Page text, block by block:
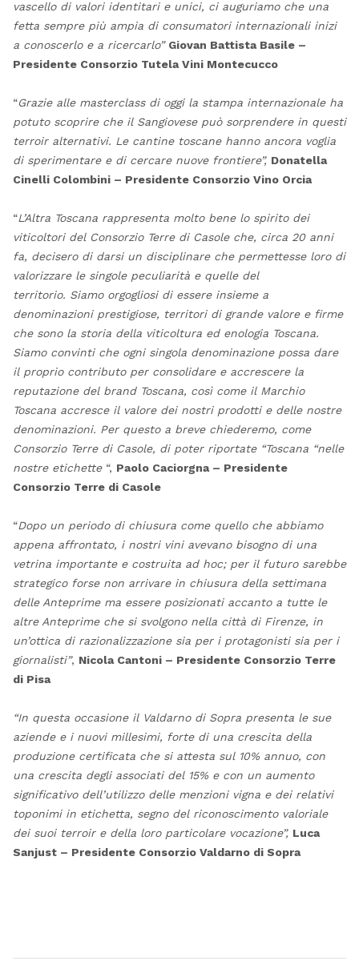
vascello di valori identitari e unici, ci auguriamo che una
fetta sempre più ampia di consumatori internazionali inizi
a conoscerlo e a ricercarlo” Giovan Battista Basile –
Presidente Consorzio Tutela Vini Montecucco
“Grazie alle masterclass di oggi la stampa internazionale ha
potuto scoprire che il Sangiovese può sorprendere in questi
terroir alternativi. Le cantine toscane hanno ancora voglia
di sperimentare e di cercare nuove frontiere”, Donatella
Cinelli Colombini – Presidente Consorzio Vino Orcia
“L’Altra Toscana rappresenta molto bene lo spirito dei
viticoltori del Consorzio Terre di Casole che, circa 20 anni
fa, decisero di darsi un disciplinare che permettesse loro di
valorizzare le singole peculiarità e quelle del
territorio. Siamo orgogliosi di essere insieme a
denominazioni prestigiose, territori di grande valore e firme
che sono la storia della viticoltura ed enologia Toscana.
Siamo convinti che ogni singola denominazione possa dare
il proprio contributo per consolidare e accrescere la
reputazione del brand Toscana, così come il Marchio
Toscana accresce il valore dei nostri prodotti e delle nostre
denominazioni. Per questo a breve chiederemo, come
Consorzio Terre di Casole, di poter riportate “Toscana “nelle
nostre etichette“, Paolo Caciorgna – Presidente
Consorzio Terre di Casole
“Dopo un periodo di chiusura come quello che abbiamo
appena affrontato, i nostri vini avevano bisogno di una
vetrina importante e costruita ad hoc; per il futuro sarebbe
strategico forse non arrivare in chiusura della settimana
delle Anteprime ma essere posizionati accanto a tutte le
altre Anteprime che si svolgono nella città di Firenze, in
un’ottica di razionalizzazione sia per i protagonisti sia per i
giornalisti”, Nicola Cantoni – Presidente Consorzio Terre
di Pisa
“In questa occasione il Valdarno di Sopra presenta le sue
aziende e i nuovi millesimi, forte di una crescita della
produzione certificata che si attesta sul 10% annuo, con
una crescita degli associati del 15% e con un aumento
significativo dell’utilizzo delle menzioni vigna e dei relativi
toponimi in etichetta, segno del riconoscimento valoriale
dei suoi terroir e della loro particolare vocazione”, Luca
Sanjust – Presidente Consorzio Valdarno di Sopra